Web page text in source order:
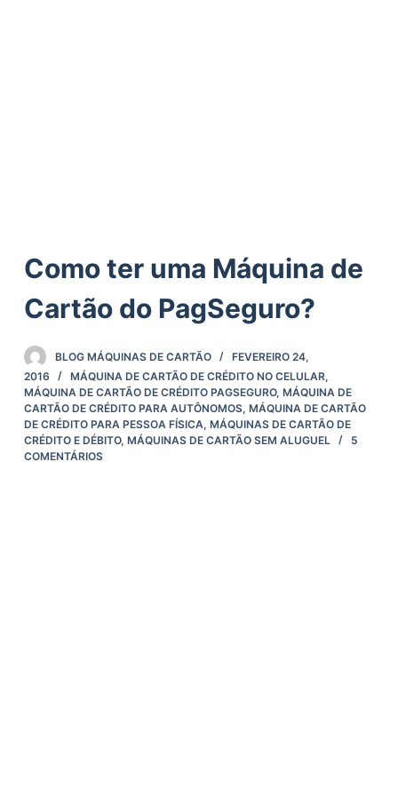
Como ter uma Máquina de
Cartão do PagSeguro?
BLOG MÁQUINAS DE CARTÃO
FEVEREIRO 24,
2016
MÁQUINA DE CARTÃO DE CRÉDITO NO CELULAR,
MÁQUINA DE CARTÃO DE CRÉDITO PAGSEGURO, MÁQUINA DE
CARTÃO DE CRÉDITO PARA AUTÔNOMOS, MÁQUINA DE CARTÃO
DE CRÉDITO PARA PESSOA FÍSICA, MÁQUINAS DE CARTÃO DE
CRÉDITO E DÉBITO, MÁQUINAS DE CARTÃO SEM ALUGUEL
5
COMENTÁRIOS